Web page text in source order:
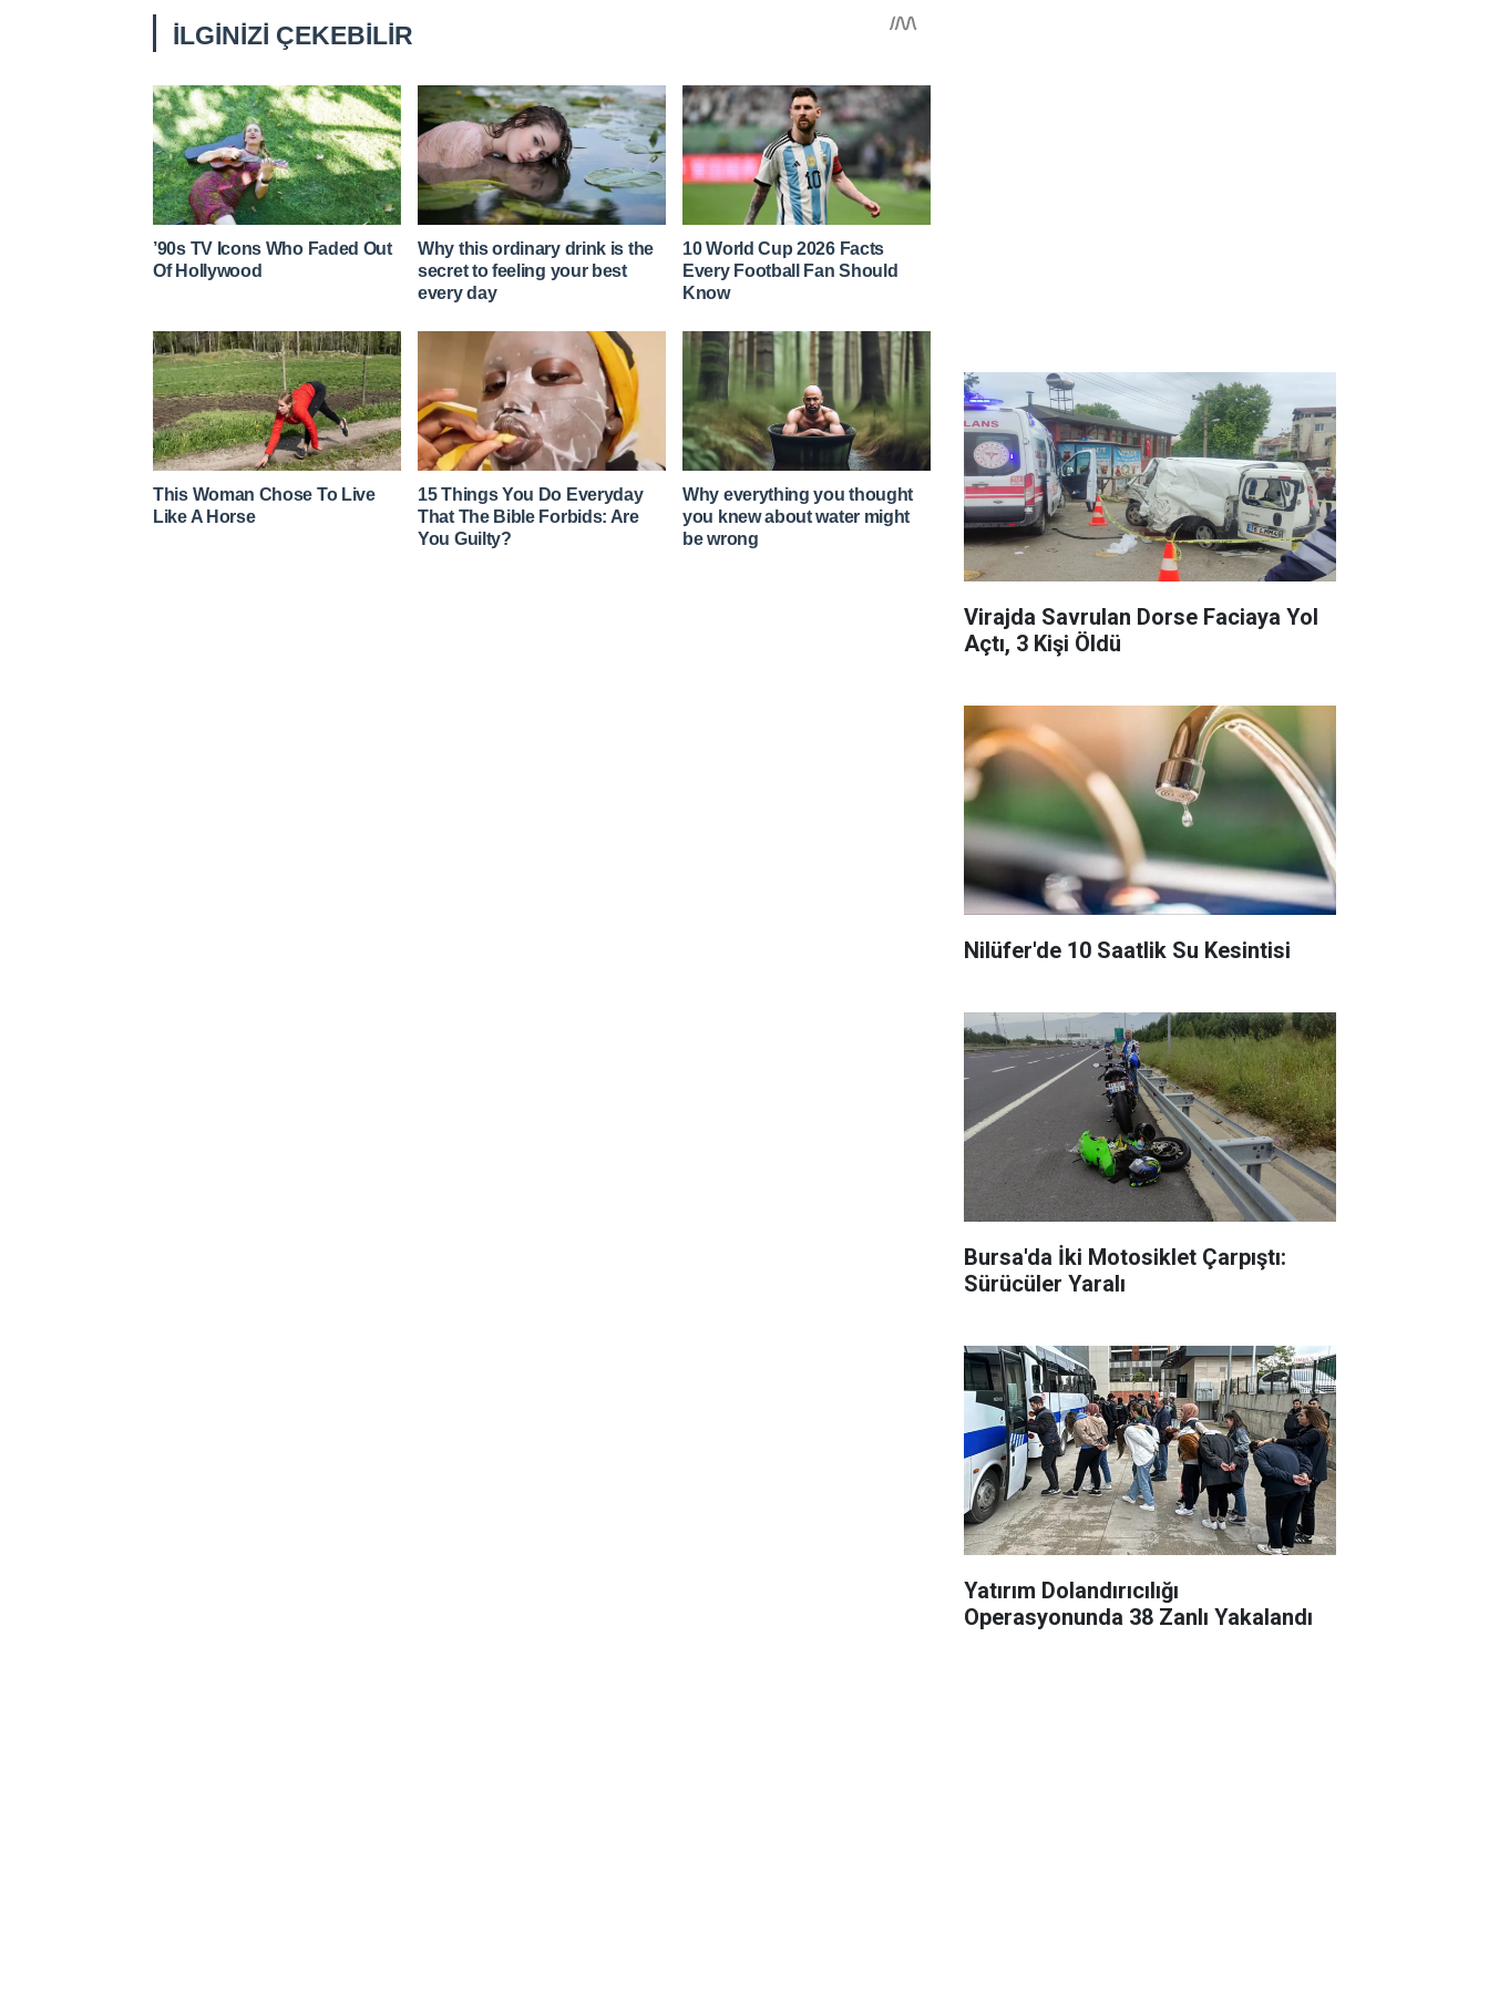
Virajda Savrulan Dorse Faciaya Yol
Açtı, 3 Kişi Öldü
Nilüfer'de 10 Saatlik Su Kesintisi
Bursa'da İki Motosiklet Çarpıştı:
Sürücüler Yaralı
Yatırım Dolandırıcılığı
Operasyonunda 38 Zanlı Yakalandı